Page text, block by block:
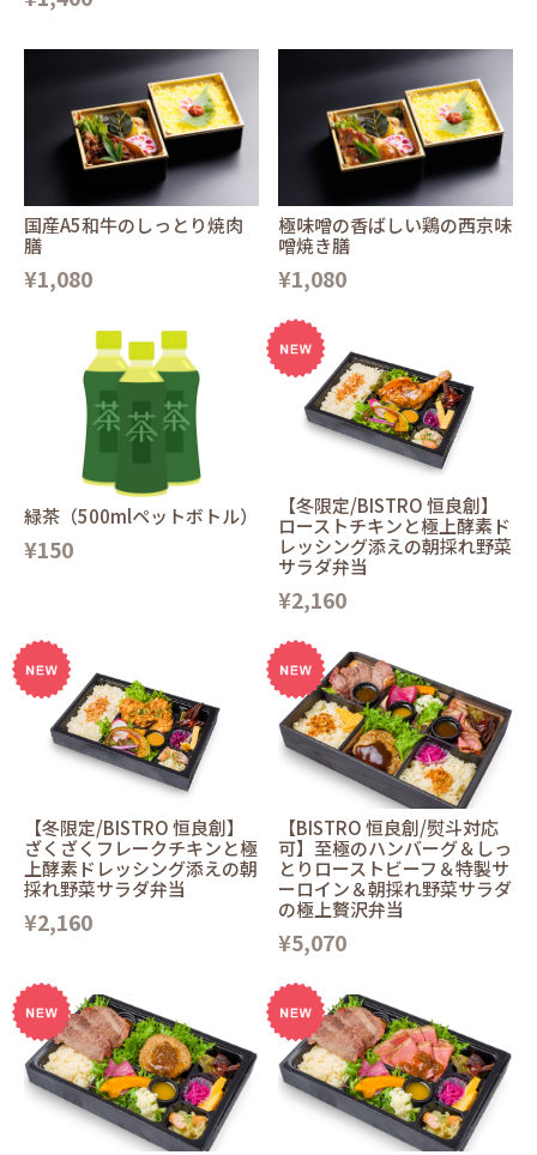
国産A5和牛のしっとり焼肉
膳
¥1,080
極味噌の香ばしい鶏の西京味
噌焼き膳
¥1,080
緑茶（500mlペットボトル）
¥150
【冬限定/BISTRO 恒良創】
ローストチキンと極上酵素ド
レッシング添えの朝採れ野菜
サラダ弁当
¥2,160
【冬限定/BISTRO 恒良創】
ざくざくフレークチキンと極
上酵素ドレッシング添えの朝
採れ野菜サラダ弁当
¥2,160
【BISTRO 恒良創/熨斗対応
可】至極のハンバーグ＆しっ
とりローストビーフ＆特製サ
ーロイン＆朝採れ野菜サラダ
の極上贅沢弁当
¥5,070